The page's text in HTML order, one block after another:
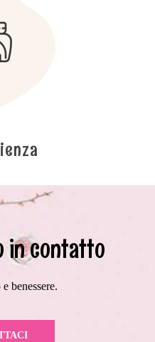
in contatto
benessere.